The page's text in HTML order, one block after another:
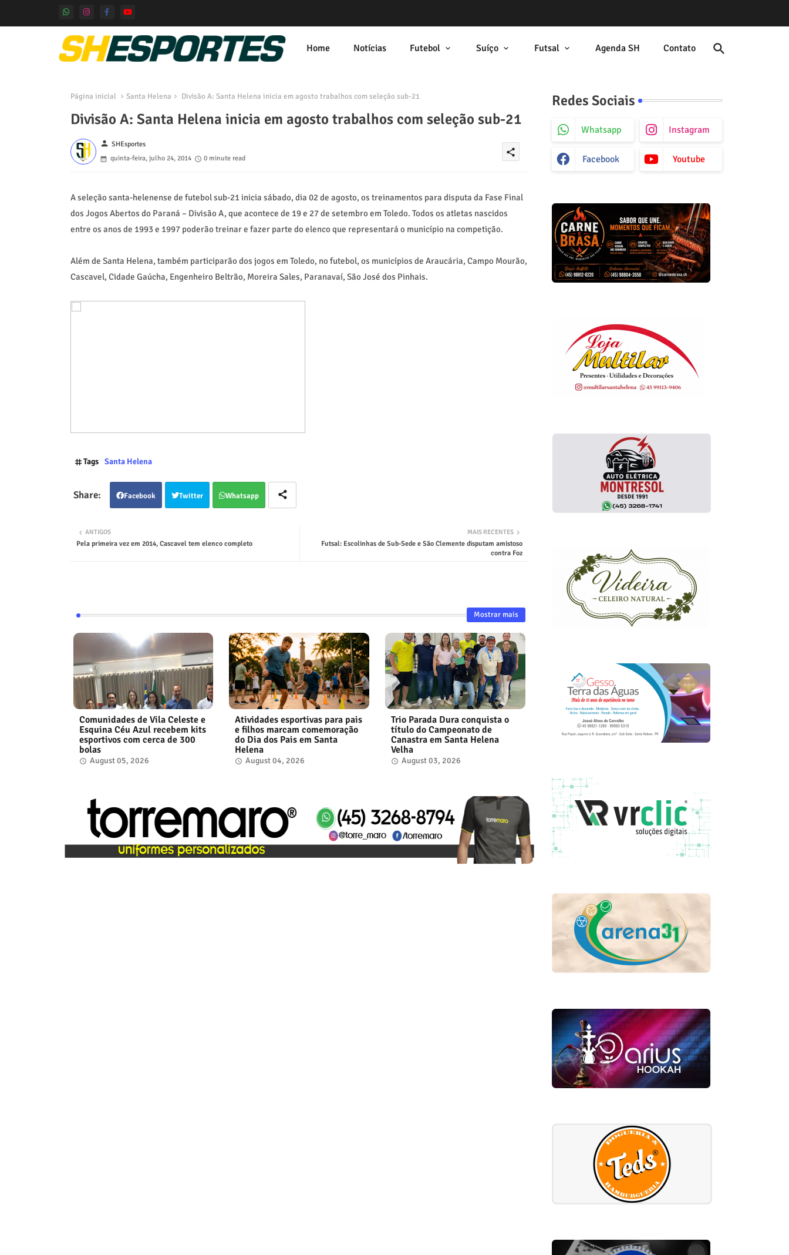
Home Notícias Futebol Suíço Futsal Agenda SH Contato
Página inicial Santa Helena Divisão A: Santa Helena inicia em agosto trabalhos com seleção sub-21
Divisão A: Santa Helena inicia em agosto trabalhos com seleção sub-21
person SHEsportes
quinta-feira, julho 24, 2014
0 minute read
share
A seleção santa-helenense de futebol sub-21 inicia sábado, dia 02 de agosto, os treinamentos para disputa da Fase Final
dos Jogos Abertos do Paraná – Divisão A, que acontece de 19 e 27 de setembro em Toledo. Todos os atletas nascidos
entre os anos de 1993 e 1997 poderão treinar e fazer parte do elenco que representará o município na competição.
Além de Santa Helena, também participarão dos jogos em Toledo, no futebol, os municípios de Araucária, Campo Mourão,
Cascavel, Cidade Gaúcha, Engenheiro Beltrão, Moreira Sales, Paranavaí, São José dos Pinhais.
Tags Santa Helena
Facebook Twitter Whatsapp
MAIS RECENTES
Futsal: Escolinhas de Sub-Sede e São Clemente disputam amistoso
contra Foz
ANTIGOS
Pela primeira vez em 2014, Cascavel tem elenco completo
Mostrar mais
Comunidades de Vila Celeste e
Esquina Céu Azul recebem kits
esportivos com cerca de 300
bolas
August 05, 2026
Atividades esportivas para pais
e filhos marcam comemoração
do Dia dos Pais em Santa
Helena
August 04, 2026
Trio Parada Dura conquista o
título do Campeonato de
Canastra em Santa Helena
Velha
August 03, 2026
Redes Sociais
Whatsapp Instagram
Facebook Youtube